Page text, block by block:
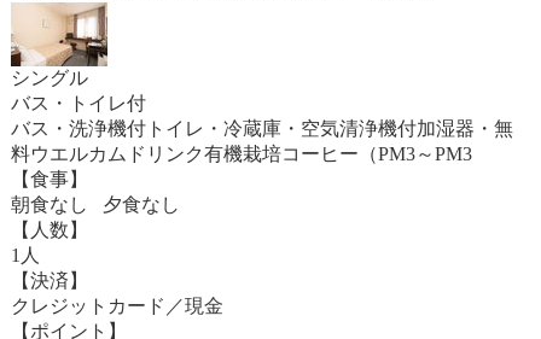
シングル
バス・トイレ付
バス・洗浄機付トイレ・冷蔵庫・空気清浄機付加湿器・無
料ウエルカムドリンク有機栽培コーヒー（PM3～PM3
【食事】
朝食なし 夕食なし
【人数】
1人
【決済】
クレジットカード／現金
【ポイント】